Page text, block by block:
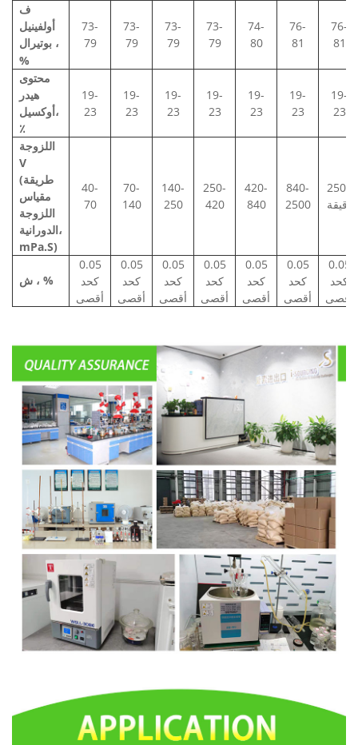
ف
أولفينيل
بوتيرال ،
%
73-
79
73-
79
73-
79
73-
79
74-
80
76-
81
76-
81
محتوى
هيدر
أوكسيل،
٪
19-
23
19-
23
19-
23
19-
23
19-
23
19-
23
19-
23
V
(طريقة
مقياس
اللزوجة
الدورانية،
mPa.S)
40-
70
70-
140
140-
250
250-
420
420-
840
840-
2500
2500
دقيقة
ش ، %
0.05
كحد
أقصى
0.05
كحد
أقصى
0.05
كحد
أقصى
0.05
كحد
أقصى
0.05
كحد
أقصى
0.05
كحد
أقصى
0.05
كحد
أقصى